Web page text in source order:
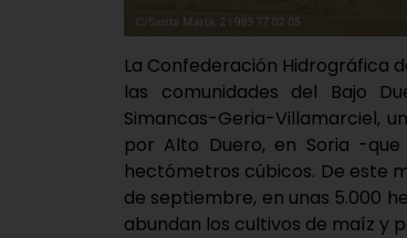
La Confederación Hidrográfica
las comunidades del Bajo
Simancas-Geria-Villamarciel,
por Alto Duero, en Soria -
hectómetros cúbicos. De este
de septiembre, en unas 5.000
abundan los cultivos de maíz y